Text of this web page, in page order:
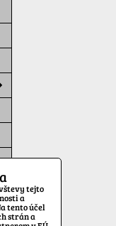
tejto
a
tento účel
strán a